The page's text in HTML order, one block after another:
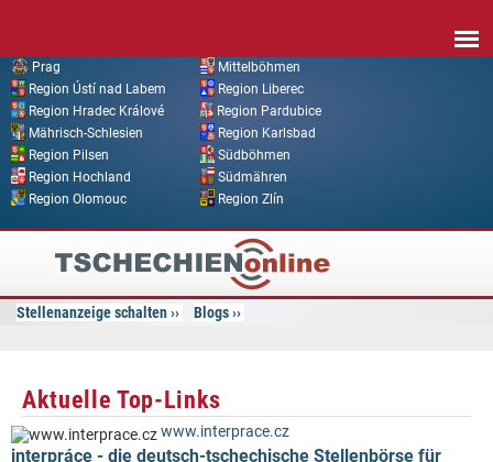
Prag
Mittelböhmen
Region Ústí nad Labem
Region Liberec
Region Hradec Králové
Region Pardubice
Mährisch-Schlesien
Region Karlsbad
Region Pilsen
Südböhmen
Region Hochland
Südmähren
Region Olomouc
Region Zlín
Tschechien
Online
Stellenanzeige schalten Blogs
Aktuelle Top-Links
www.interprace.cz
interpráce - die deutsch-tschechische Stellenbörse für